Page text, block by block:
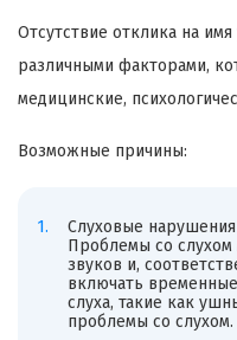
Отсутствие отклика на
различными факторами,
медицинские,
Возможные причины:
Слуховые нарушения
Проблемы со слухом
звуков и,
включать
слуха, такие как
проблемы со слухом.